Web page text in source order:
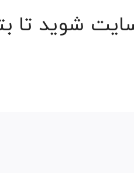
شوید تا